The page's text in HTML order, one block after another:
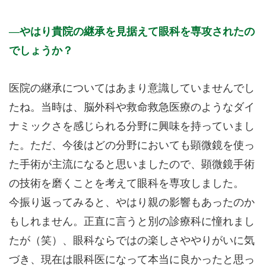
やはり貴院の継承を見据えて眼科を専攻されたの
でしょうか？
医院の継承についてはあまり意識していませんでし
たね。当時は、脳外科や救命救急医療のようなダイ
ナミックさを感じられる分野に興味を持っていまし
た。ただ、今後はどの分野においても顕微鏡を使っ
た手術が主流になると思いましたので、顕微鏡手術
の技術を磨くことを考えて眼科を専攻しました。
今振り返ってみると、やはり親の影響もあったのか
もしれません。正直に言うと別の診療科に憧れまし
たが（笑）、眼科ならではの楽しさややりがいに気
づき、現在は眼科医になって本当に良かったと思っ